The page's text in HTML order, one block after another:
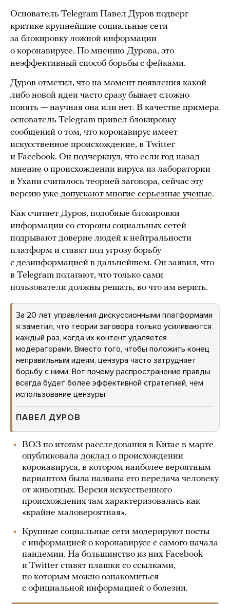
Основатель Telegram Павел Дуров подверг
критике крупнейшие социальные сети
за блокировку ложной информации
о коронавирусе. По мнению Дурова, это
неэффективный способ борьбы с фейками.
Дуров отметил, что на момент появления какой-
либо новой идеи часто сразу бывает сложно
понять — научная она или нет. В качестве примера
основатель Telegram привел блокировку
сообщений о том, что коронавирус имеет
искусственное происхождение, в Twitter
и Facebook. Он подчеркнул, что если год назад
мнение о происхождении вируса из лаборатории
в Ухани считалось теорией заговора, сейчас эту
версию уже допускают многие серьезные ученые.
Как считает Дуров, подобные блокировки
информации со стороны социальных сетей
подрывают доверие людей к нейтральности
платформ и ставят под угрозу борьбу
с дезинформацией в дальнейшем. Он заявил, что
в Telegram полагают, что только сами
пользователи должны решать, во что им верить.
За 20 лет управления дискуссионными платформами
я заметил, что теории заговора только усиливаются
каждый раз, когда их контент удаляется
модераторами. Вместо того, чтобы положить конец
неправильным идеям, цензура часто затрудняет
борьбу с ними. Вот почему распространение правды
всегда будет более эффективной стратегией, чем
использование цензуры.
ПАВЕЛ ДУРОВ
ВОЗ по итогам расследования в Китае в марте
опубликовала доклад о происхождении
коронавируса, в котором наиболее вероятным
вариантом была названа его передача человеку
от животных. Версия искусственного
происхождения там характеризовалась как
«крайне маловероятная».
Крупные социальные сети модерируют посты
с информацией о коронавирусе с самого начала
пандемии. На большинство из них Facebook
и Twitter ставят плашки со ссылками,
по которым можно ознакомиться
с официальной информацией о болезни.